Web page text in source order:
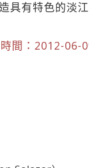
具有特色的淡
間：2012-06-